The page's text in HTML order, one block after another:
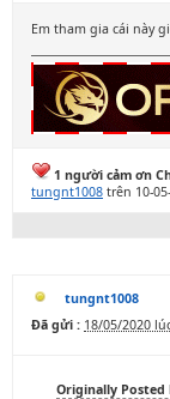
Em tham gia cái này
1 người cảm ơn
tungnt1008 trên 10-
tungnt1008
Đã gửi : 18/05/2020
Originally Posted